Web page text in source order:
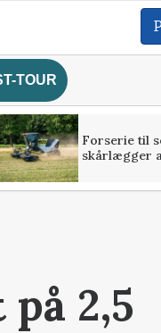
TOUR
Forserie til
skårlægger
2,5